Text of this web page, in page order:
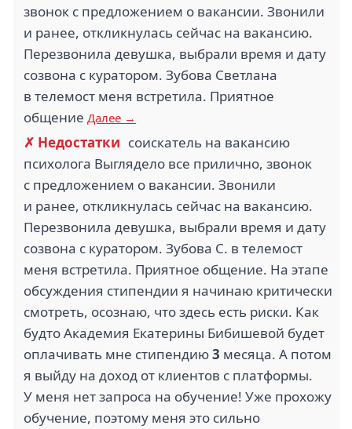
4.5
БИЗНЕС ЮРИСТ (17)
3.1
1
ОФИСНАЯ
ПОЧТОВАЯ СЛУЖБА 1
ЭЛИС МАГАЗИН
ЦЕНТРАЛ ПАРК (16)
1.2
ВАЙЛДБЕРРИЗ (14)
2
КРАСНОЕ & БЕЛОЕ
(14)
звонок с предложением о вакансии. Звонили
и ранее, откликнулась сейчас на вакансию.
Перезвонила девушка, выбрали время и дату
созвона с куратором. Зубова Светлана
в телемост меня встретила. Приятное
общение Далее →
✗ Недостатки соискатель на вакансию
психолога Выглядело все прилично, звонок
с предложением о вакансии. Звонили
и ранее, откликнулась сейчас на вакансию.
Перезвонила девушка, выбрали время и дату
созвона с куратором. Зубова С. в телемост
меня встретила. Приятное общение. На этапе
обсуждения стипендии я начинаю критически
смотреть, осознаю, что здесь есть риски. Как
будто Академия Екатерины Бибишевой будет
оплачивать мне стипендию3 месяца. А потом
я выйду на доход от клиентов с платформы.
У меня нет запроса на обучение! Уже прохожу
обучение, поэтому меня это сильно